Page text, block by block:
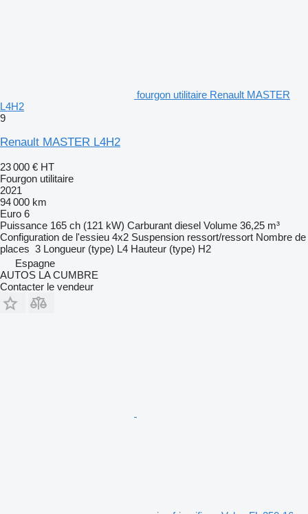
fourgon utilitaire Renault MASTER
L4H2
9
Renault MASTER L4H2
23 000 € HT
Fourgon utilitaire
2021
94 000 km
Euro 6
Puissance 165 ch (121 kW) Carburant diesel Volume 36,25 m³
Configuration de l'essieu 4x2 Suspension ressort/ressort Nombre de
places 3 Longueur (type) L4 Hauteur (type) H2
Espagne
AUTOS LA CUMBRE
Contacter le vendeur